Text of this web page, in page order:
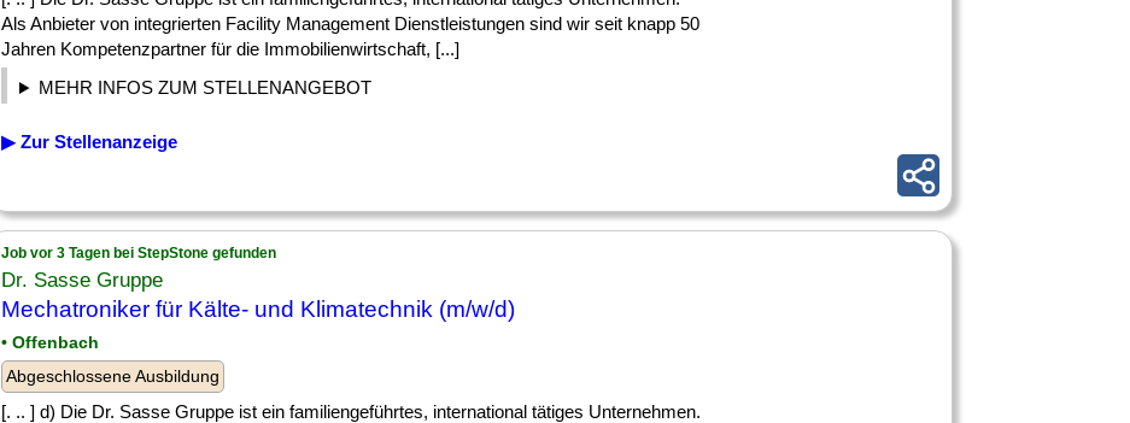
Als Anbieter von integrierten Facility Management Dienstleistungen sind wir seit knapp 50
Jahren Kompetenzpartner für die Immobilienwirtschaft, [...]
MEHR INFOS ZUM STELLENANGEBOT
▶ Zur Stellenanzeige
Job vor 3 Tagen bei StepStone gefunden
Dr. Sasse Gruppe
Mechatroniker für Kälte- und Klimatechnik (m/w/d)
• Offenbach
Abgeschlossene Ausbildung
[. .. ] d) Die Dr. Sasse Gruppe ist ein familiengeführtes, international tätiges Unternehmen.